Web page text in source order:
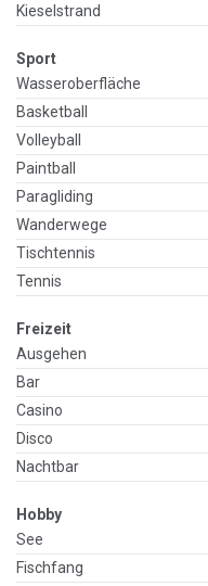
Kieselstrand
Sport
Wasseroberfläche
Basketball
Volleyball
Paintball
Paragliding
Wanderwege
Tischtennis
Tennis
Freizeit
Ausgehen
Bar
Casino
Disco
Nachtbar
Hobby
See
Fischfang